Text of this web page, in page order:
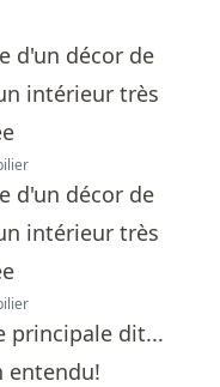
principale dit...
entendu!